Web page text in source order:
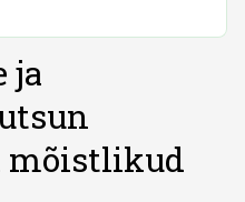
ja
mõistlikud